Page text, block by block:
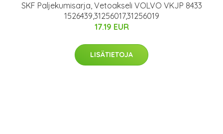
SKF Paljekumisarja, Vetoakseli VOLVO VKJP 8433
1526439,31256017,31256019
17.19 EUR
LISÄTIETOJA